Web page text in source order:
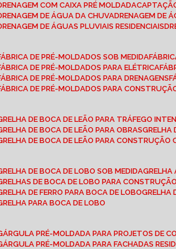
DRENAGEM COM CAIXA PRÉ MOLDADA
DRENAGEM DE ÁGUA DA CHUVA DRENAGEM DE
DRENAGEM DE ÁGUAS PLUVIAIS RESIDENCIAIS
FÁBRICA DE PRÉ-MOLDADOS SOB MEDIDA
FÁBRICA DE PRÉ-MOLDADOS PARA ELÉTRICA
FÁBRICA DE PRÉ-MOLDADOS PARA DRENAGENS
FÁBRICA DE PRÉ-MOLDADOS PARA
GRELHA DE BOCA DE LEÃO PARA TRÁFEGO
GRELHA DE BOCA DE LEÃO PARA OBRAS
GRELHA DE BOCA DE LEÃO PARA CONSTRUÇÃO
GRELHA DE BOCA DE LOBO SOB MEDIDA
GRELHAS DE BOCA DE LOBO PARA
GRELHA DE FERRO PARA BOCA DE LOBO
GRELHA PARA BOCA DE LOBO
GÁRGULA PRÉ-MOLDADA PARA PROJETOS DE
GÁRGULA PRÉ-MOLDADA PARA FACHADAS